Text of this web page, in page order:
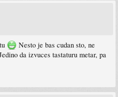
Nesto je bas cudan sto, ne
da izvuces tastaturu metar, pa